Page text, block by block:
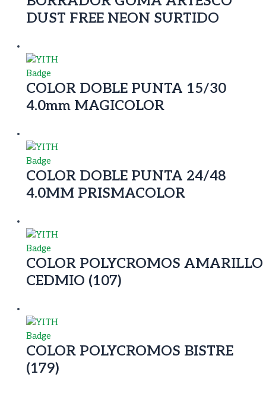
DUST FREE NEON SURTIDO
COLOR DOBLE PUNTA 15/30
4.0mm MAGICOLOR
COLOR DOBLE PUNTA 24/48
4.0MM PRISMACOLOR
COLOR POLYCROMOS AMARILLO
CEDMIO (107)
COLOR POLYCROMOS BISTRE
(179)